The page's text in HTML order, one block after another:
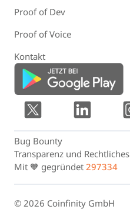
Proof of Dev
Proof of Voice
Kontakt
Bug Bounty
Transparenz und Rechtliches
Mit 🧡 gegründet 297334
© 2026 Coinfinity GmbH